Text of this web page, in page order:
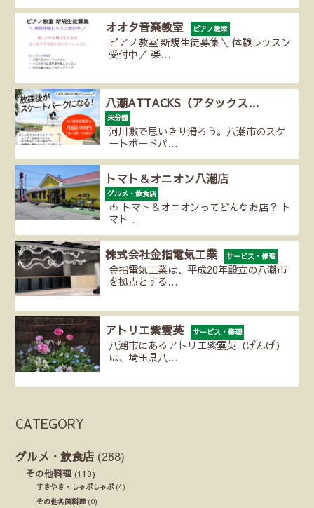
オオタ音楽教室 ピアノ教室
ピアノ教室 新規生徒募集＼ 体験レッスン
受付中／ 楽…
八潮ATTACKS（アタックス…
未分類
河川敷で思いきり滑ろう。八潮市のスケ
ートボードパ…
トマト＆オニオン八潮店
グルメ・飲食店
🍅 トマト＆オニオンってどんなお店？ ト
マト…
株式会社金指電気工業 サービス・修理
金指電気工業は、平成20年設立の八潮市
を拠点とする…
アトリエ紫雲英 サービス・修理
八潮市にあるアトリエ紫雲英（げんげ）
は、埼玉県八…
CATEGORY
グルメ・飲食店 (268)
その他料理 (110)
すきやき・しゃぶしゃぶ(4)
その他各国料理(0)